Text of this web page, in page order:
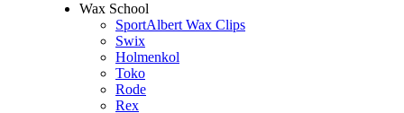
Wax School
SportAlbert Wax Clips
Swix
Holmenkol
Toko
Rode
Rex